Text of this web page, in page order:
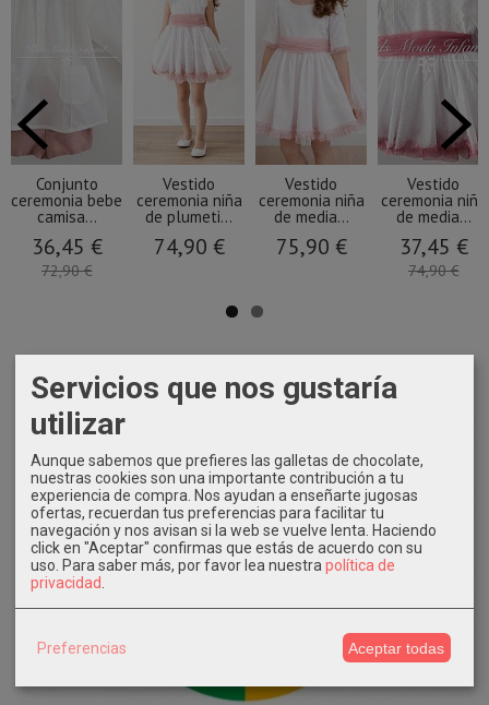
Conjunto
ceremonia bebe
camisa...
36,45 €
72,90 €
Vestido
ceremonia niña
de plumeti...
74,90 €
Vestido
ceremonia niña
de media...
75,90 €
Vestido
ceremonia niña
de media...
37,45 €
74,90 €
Servicios que nos gustaría
utilizar
Aunque sabemos que prefieres las galletas de chocolate,
nuestras cookies son una importante contribución a tu
experiencia de compra. Nos ayudan a enseñarte jugosas
ofertas, recuerdan tus preferencias para facilitar tu
navegación y nos avisan si la web se vuelve lenta. Haciendo
click en "Aceptar" confirmas que estás de acuerdo con su
uso. Para saber más, por favor lea nuestra política de
privacidad
Preferencias Aceptar todas